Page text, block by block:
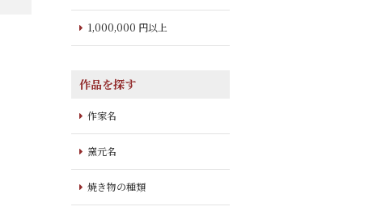
1,000,000 円以上
作品を探す
作家名
窯元名
焼き物の種類